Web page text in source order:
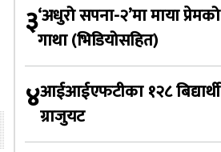
३‘अधुरो सपना-२’मा माया प्रेमको
गाथा (भिडियोसहित)
४आईआईएफटीका १२८ बिद्यार्थी
ग्राजुयट